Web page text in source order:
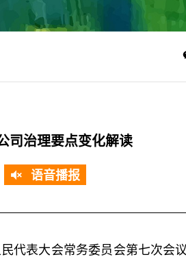
司治理要点变化解读
语音播报
代表大会常务委员会第七次会